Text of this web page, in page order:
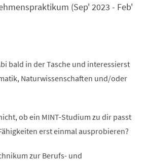
(Sep' 2023 - Feb'
bald in der Tasche und interessierst
Naturwissenschaften und/oder
ob ein MINT-Studium zu dir passt
erst einmal ausprobieren?
zur Berufs- und